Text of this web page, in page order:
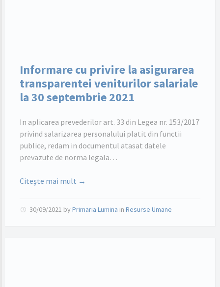
Informare cu privire la asigurarea
transparentei veniturilor salariale
la 30 septembrie 2021
In aplicarea prevederilor art. 33 din Legea nr. 153/2017
privind salarizarea personalului platit din functii
publice, redam in documentul atasat datele
prevazute de norma legala…
Citește mai mult →
30/09/2021 by Primaria Lumina in Resurse Umane